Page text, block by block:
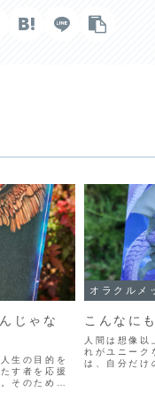
じゃな
生の目的を
す者を応援
そのため、
オラクルメ
こんなに
人間は想像以
れがユニーク
は、自分だけ